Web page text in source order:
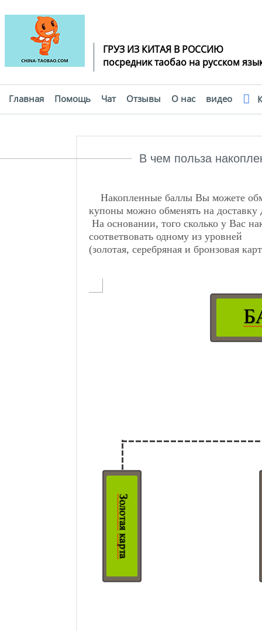
ГРУЗ ИЗ КИТАЯ В РОССИЮ
посредник таобао на русском
Главная Помощь Чат Отзывы О нас видео
Помощь
В чем польза
Накопленные баллы Вы можете
купоны можно обменять на доставку
На основании, того сколько у Вас
соответвовать одному из уровней
(золотая, серебряная и бронзовая